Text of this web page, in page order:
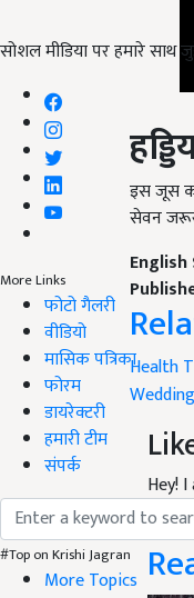
सोशल मीडिया पर हमारे साथ
More Links
फोटो गैलरी
वीडियो
मासिक पत्रिका
फोरम
डायरेक्टरी
हमारी टीम
संपर्क
#Top on Krishi Jagran
More Topics
इस जूस
सेवन जरूर
Health
Hey!
your